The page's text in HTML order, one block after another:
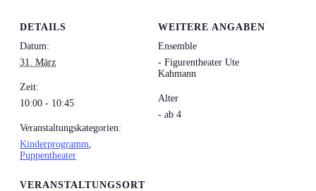
DETAILS
Datum:
31. März
Zeit:
10:00 - 10:45
Veranstaltungskategorien:
Kinderprogramm,
Puppentheater
VERANSTALTUNGSORT
WEITERE ANGABEN
Ensemble
- Figurentheater Ute
Kahmann
Alter
- ab 4